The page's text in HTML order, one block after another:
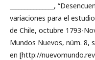
_______________,
variaciones para el
de Chile, octubre 1793-
Mundos Nuevos, núm. 8,
en [http://